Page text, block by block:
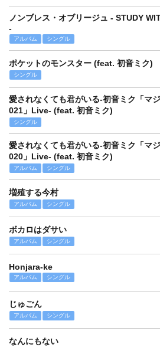
ノンブレス・オブリージュ - STUDY
-
アルバム シングル
ポケットのモンスター (feat. 初音ミク)
シングル
愛されなくても君がいる-初音ミク「マ
021」Live- (feat. 初音ミク)
シングル
愛されなくても君がいる-初音ミク「マ
020」Live- (feat. 初音ミク)
アルバム シングル
増殖する今村
アルバム シングル
ボカロはダサい
アルバム シングル
Honjara-ke
アルバム シングル
じゅごん
アルバム シングル
なんにもない